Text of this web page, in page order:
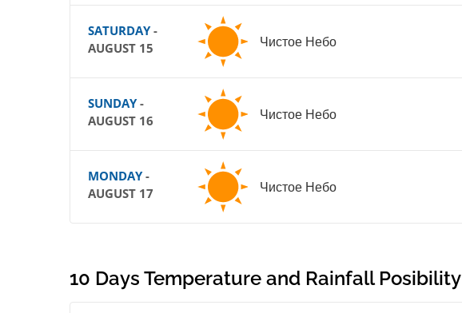
SATURDAY-
AUGUST 15
Чистое Небо
SUNDAY-
AUGUST 16
Чистое Небо
MONDAY-
AUGUST 17
Чистое Небо
10 Days Temperature and Rainfall Posibility